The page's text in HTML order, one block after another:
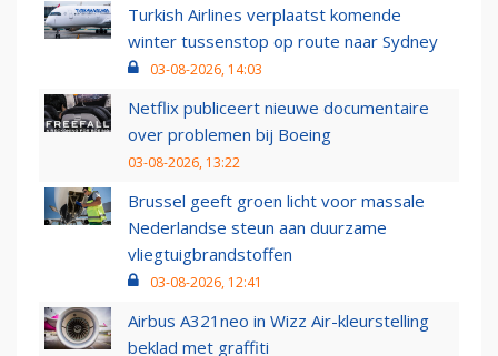
Turkish Airlines verplaatst komende
winter tussenstop op route naar Sydney
03-08-2026, 14:03
Netflix publiceert nieuwe documentaire
over problemen bij Boeing
03-08-2026, 13:22
Brussel geeft groen licht voor massale
Nederlandse steun aan duurzame
vliegtuigbrandstoffen
03-08-2026, 12:41
Airbus A321neo in Wizz Air-kleurstelling
beklad met graffiti